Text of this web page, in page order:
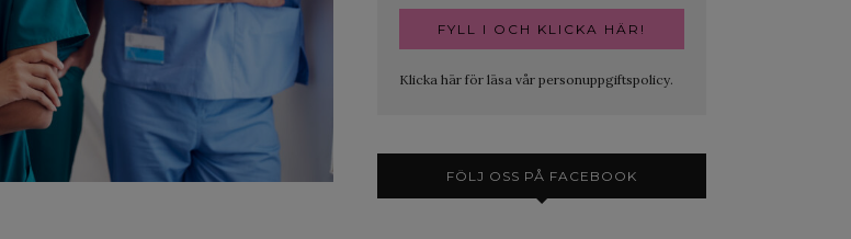
Klicka här för läsa vår personuppgiftspolicy.
FÖLJ OSS PÅ FACEBOOK